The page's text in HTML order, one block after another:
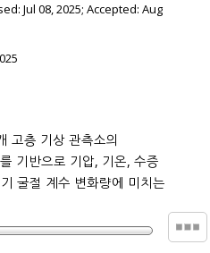
Jul 08, 2025; Accepted: Aug
고층 기상 관측소의
기반으로 기압, 기온, 수증